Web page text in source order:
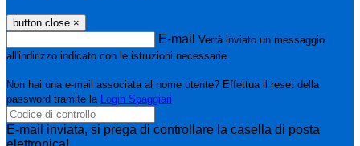
button close ×
E-mail Verrà inviato un messaggio
all'indirizzo indicato con le istruzioni necessarie.
Non hai una e-mail associata al nome utente? Effettua il reset della
password tramite la Login Spaggiari
E-mail inviata, si prega di controllare la casella di posta